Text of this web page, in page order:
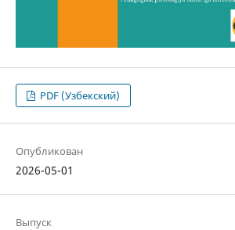
PDF (Узбекский)
Опубликован
2026-05-01
Выпуск